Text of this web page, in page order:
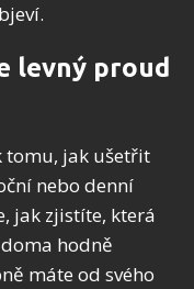
levný proud
tomu, jak ušetřit
nebo denní
jak zjistíte, která
hodně
máte od svého